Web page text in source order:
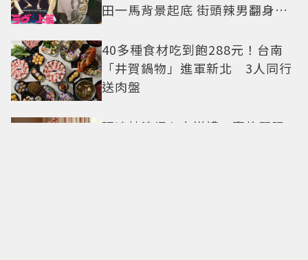
田一馬背景起底 街頭辣男翻身當
40多種食材吃到飽288元！台南
「井賀鍋物」進軍新北 3人同行
送肉盤
張凌赫演繹七夕送禮！寶格麗限